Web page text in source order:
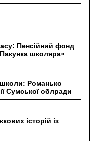
Пенсійний фонд
школяра»
школи: Романько
Сумської облради
історій із